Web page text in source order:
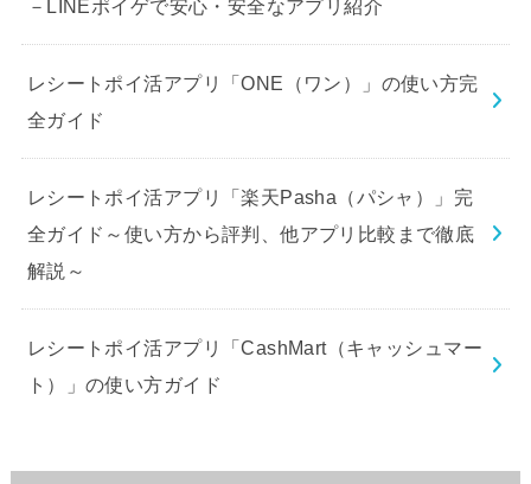
－LINEポイゲで安心・安全なアプリ紹介
レシートポイ活アプリ「ONE（ワン）」の使い方完
全ガイド
レシートポイ活アプリ「楽天Pasha（パシャ）」完
全ガイド～使い方から評判、他アプリ比較まで徹底
解説～
レシートポイ活アプリ「CashMart（キャッシュマー
ト）」の使い方ガイド